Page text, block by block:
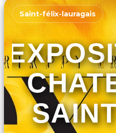
Saint-félix-lauragais